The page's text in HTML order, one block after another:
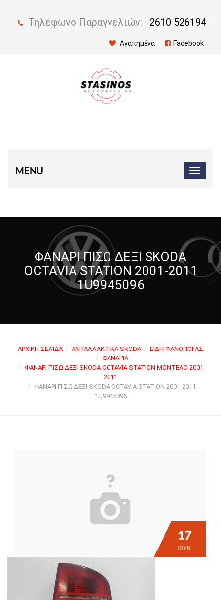
Τηλέφωνο Παραγγελιών: 2610 526194
Αγαπημένα Facebook
MENU
ΦΑΝΑΡΙ ΠΙΣΩ ΔΕΞΊ SKODA
OCTAVIA STATION 2001-2011
1U9945096
ΑΡΧΙΚΉ ΣΕΛΊΔΑ ΑΝΤΑΛΛΑΚΤΙΚΆ SKODA
ΕΊΔΗ ΦΑΝΟΠΟΙΊΑΣ
ΦΑΝΆΡΙΑ
ΦΑΝΆΡΙ ΠΊΣΩ ΔΕΞΊ SKODA OCTAVIA STATION ΜΟΝΤΈΛΟ 2001-
2011
ΦΑΝΑΡΙ ΠΙΣΩ ΔΕΞΊ SKODA OCTAVIA STATION 2001-2011
1U9945096
17
ΙΟΎΝ